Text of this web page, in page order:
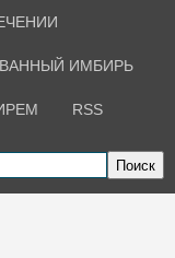
ИМБИРЬ
RSS
Поиск